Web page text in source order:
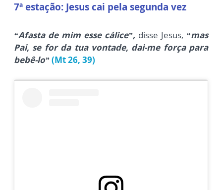
7ª estação: Jesus cai pela segunda vez
“Afasta de mim esse cálice”, disse Jesus, “mas
Pai, se for da tua vontade, dai-me força para
bebê-lo”(Mt 26, 39)